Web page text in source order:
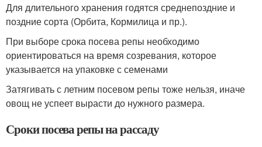
Для длительного хранения годятся среднепоздние и
поздние сорта (Орбита, Кормилица и пр.).
При выборе срока посева репы необходимо
ориентироваться на время созревания, которое
указывается на упаковке с семенами
Затягивать с летним посевом репы тоже нельзя, иначе
овощ не успеет вырасти до нужного размера.
Сроки посева репы на рассаду